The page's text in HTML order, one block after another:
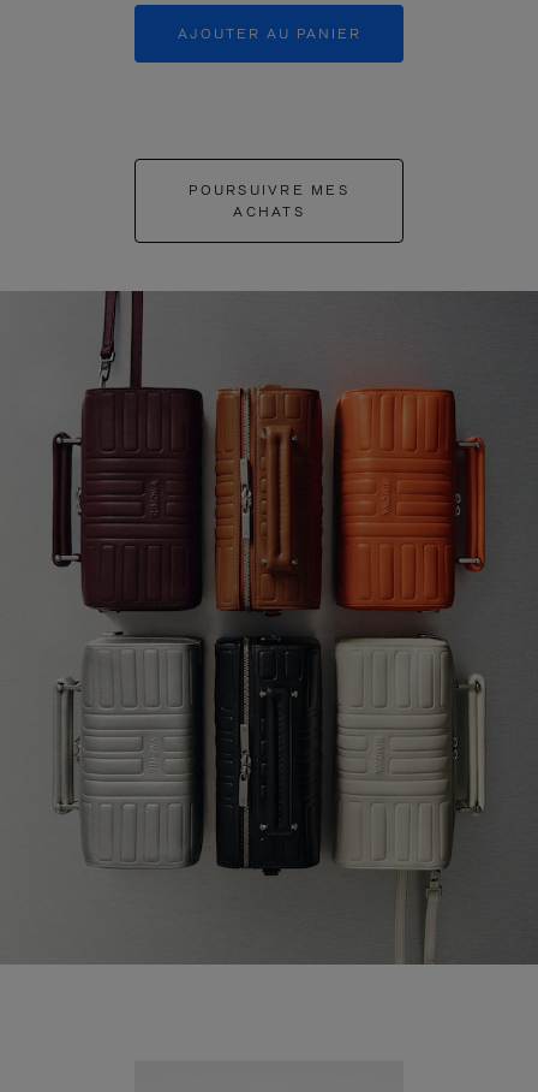
AJOUTER AU PANIER
POURSUIVRE MES
ACHATS